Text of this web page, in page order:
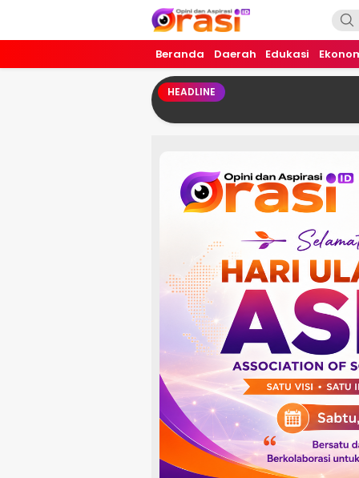
Orasi.ID
Opini dan Aspirasi!
Beranda Daerah Edukasi
HEADLINE